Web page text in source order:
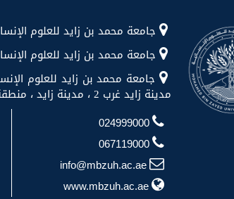
جامعة محمد بن زايد للعلوم الإنسانية شارع
جامعة محمد بن زايد للعلوم
جامعة محمد بن زايد للعلوم
مدينة زايد غرب 2 ، مدينة زايد ، منطقة الظفرة
024999000
067119000
info@mbzuh.ac.ae
www.mbzuh.ac.ae